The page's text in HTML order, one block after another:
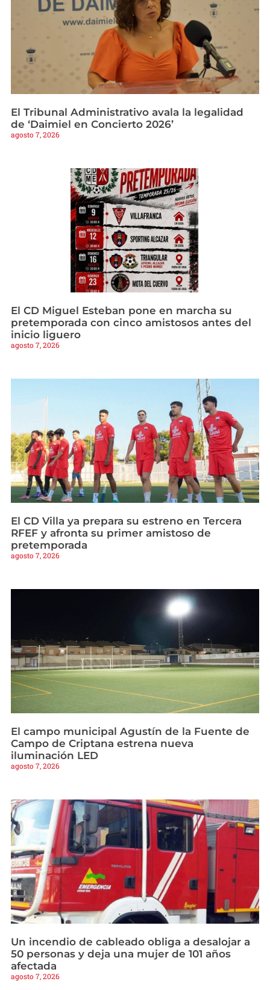
El Tribunal Administrativo avala la legalidad
de ‘Daimiel en Concierto 2026’
agosto 7, 2026
El CD Miguel Esteban pone en marcha su
pretemporada con cinco amistosos antes del
inicio liguero
agosto 7, 2026
El CD Villa ya prepara su estreno en Tercera
RFEF y afronta su primer amistoso de
pretemporada
agosto 7, 2026
El campo municipal Agustín de la Fuente de
Campo de Criptana estrena nueva
iluminación LED
agosto 7, 2026
Un incendio de cableado obliga a desalojar a
50 personas y deja una mujer de 101 años
afectada
agosto 7, 2026